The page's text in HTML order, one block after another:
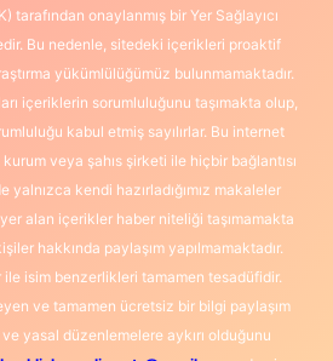
tarafından onaylanmış bir Yer Sağlayıcı
Bu nedenle, sitedeki içerikleri proaktif
yükümlülüğümüz bulunmamaktadır.
içeriklerin sorumluluğunu taşımakta olup,
kabul etmiş sayılırlar. Bu internet
veya şahıs şirketi ile hiçbir bağlantısı
yalnızca kendi hazırladığımız makaleler
alan içerikler haber niteliği taşımamakta
hakkında paylaşım yapılmamaktadır.
isim benzerlikleri tamamen tesadüfidir.
ve tamamen ücretsiz bir bilgi paylaşım
yasal düzenlemelere aykırı olduğunu